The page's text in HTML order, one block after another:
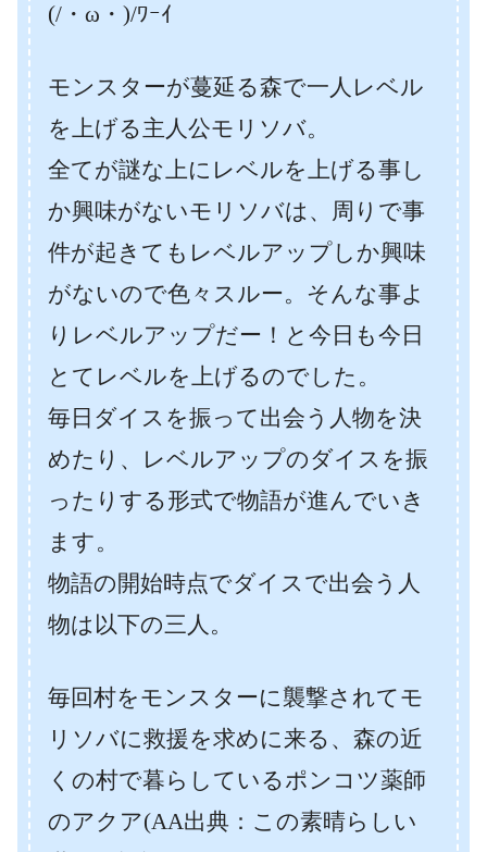
(/・ω・)/ﾜｰｲ
モンスターが蔓延る森で一人レベル
を上げる主人公モリソバ。
全てが謎な上にレベルを上げる事し
か興味がないモリソバは、周りで事
件が起きてもレベルアップしか興味
がないので色々スルー。そんな事よ
りレベルアップだー！と今日も今日
とてレベルを上げるのでした。
毎日ダイスを振って出会う人物を決
めたり、レベルアップのダイスを振
ったりする形式で物語が進んでいき
ます。
物語の開始時点でダイスで出会う人
物は以下の三人。
毎回村をモンスターに襲撃されてモ
リソバに救援を求めに来る、森の近
くの村で暮らしているポンコツ薬師
のアクア(AA出典：この素晴らしい